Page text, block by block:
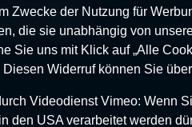
08321 804-0
08321 804-119
Zwecke der Nutzung für
die sie unabhängig von
Sie uns mit Klick auf „Alle
Widerruf können Sie
Videodienst Vimeo: Wenn
den USA verarbeitet werden